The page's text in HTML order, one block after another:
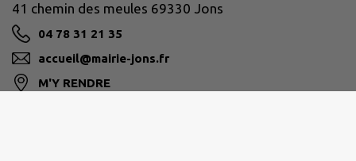
41 chemin des meules 69330 Jons
04 78 31 21 35
accueil@mairie-jons.fr
M'Y RENDRE